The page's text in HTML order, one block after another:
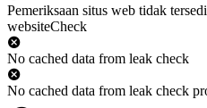
Pemeriksaan situs web tidak
websiteCheck
No cached data from leak check
No cached data from leak check